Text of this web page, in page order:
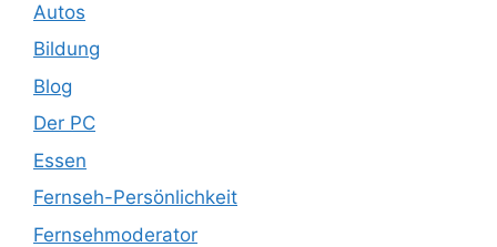
Autos
Bildung
Blog
Der PC
Essen
Fernseh-Persönlichkeit
Fernsehmoderator